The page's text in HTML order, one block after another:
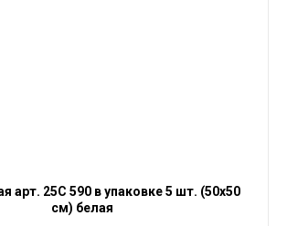
арт. 25С 590 в упаковке 5 шт. (50х50
см) белая